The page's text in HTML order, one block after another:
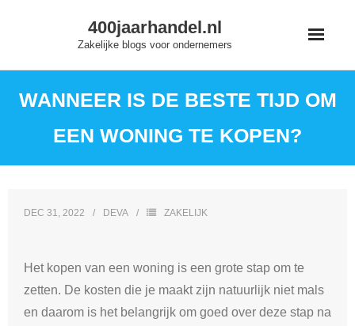
400jaarhandel.nl
Zakelijke blogs voor ondernemers
WANNEER IS DE BESTE TIJD OM
EEN WONING TE KOPEN?
DEC 31, 2022 DEVA ZAKELIJK
Het kopen van een woning is een grote stap om te
zetten. De kosten die je maakt zijn natuurlijk niet mals
en daarom is het belangrijk om goed over deze stap na